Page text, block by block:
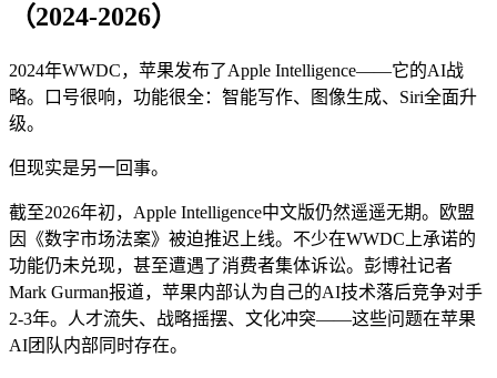
（2024-2026）
2024年WWDC，苹果发布了Apple Intelligence——它的AI战
略。口号很响，功能很全：智能写作、图像生成、Siri全面升
级。
但现实是另一回事。
截至2026年初，Apple Intelligence中文版仍然遥遥无期。欧盟
因《数字市场法案》被迫推迟上线。不少在WWDC上承诺的
功能仍未兑现，甚至遭遇了消费者集体诉讼。彭博社记者
Mark Gurman报道，苹果内部认为自己的AI技术落后竞争对手
2-3年。人才流失、战略摇摆、文化冲突——这些问题在苹果
AI团队内部同时存在。